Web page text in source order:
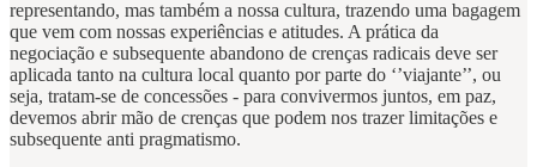
representando, mas também a nossa cultura, trazendo uma bagagem
que vem com nossas experiências e atitudes. A prática da
negociação e subsequente abandono de crenças radicais deve ser
aplicada tanto na cultura local quanto por parte do ‘’viajante’’, ou
seja, tratam-se de concessões - para convivermos juntos, em paz,
devemos abrir mão de crenças que podem nos trazer limitações e
subsequente anti pragmatismo.